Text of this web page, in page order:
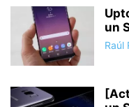
un
Raúl